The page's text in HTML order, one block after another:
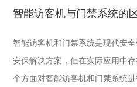
智能访客机与门禁系统的
智能访客机和门禁系统是现代安
安保解决方案，但在实际应用中
个方面对智能访客机和门禁系统进